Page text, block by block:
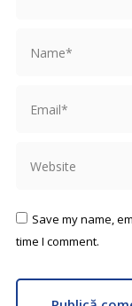
Save my name,
time I comment.